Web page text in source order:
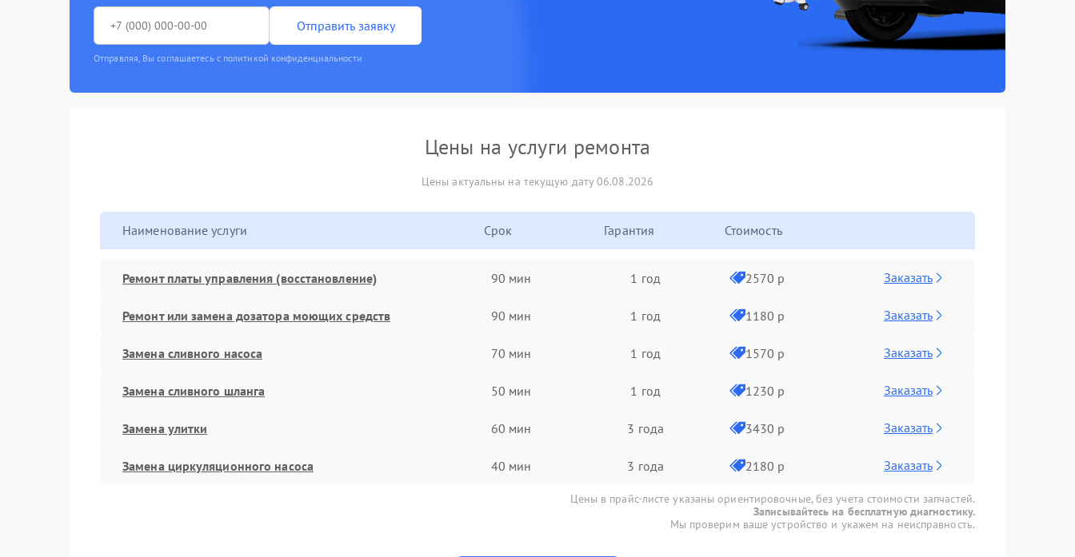
Отправить заявку
Отправляя, Вы соглашаетесь с политикой конфиденциальности
Цены на услуги ремонта
Цены актуальны на текущую дату 06.08.2026
Наименование услуги Срок Гарантия Стоимость
Ремонт платы управления (восстановление) 90 мин 1 год 2570 р Заказать
Ремонт или замена дозатора моющих средств 90 мин 1 год 1180 р Заказать
Замена сливного насоса 70 мин 1 год 1570 р Заказать
Замена сливного шланга 50 мин 1 год 1230 р Заказать
Замена улитки 60 мин 3 года 3430 р Заказать
Замена циркуляционного насоса 40 мин 3 года 2180 р Заказать
Цены в прайс-листе указаны ориентировочные, без учета стоимости запчастей.
Записывайтесь на бесплатную диагностику.
Мы проверим ваше устройство и укажем на неисправность.